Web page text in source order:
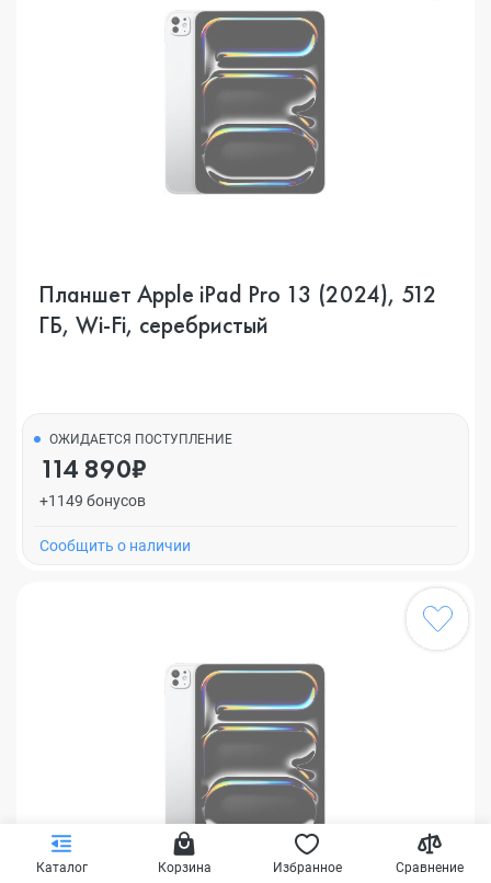
Каталог Корзина Избранное Сравнение
Планшет Apple iPad Pro 13 (2024), 512
ГБ, Wi-Fi, серебристый
ОЖИДАЕТСЯ ПОСТУПЛЕНИЕ
114 890₽
+1149 бонусов
Cообщить о наличии